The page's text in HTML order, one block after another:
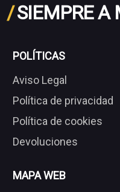
/SIEMPRE A
POLÍTICAS
Aviso Legal
Política de privacidad
Política de cookies
Devoluciones
MAPA WEB